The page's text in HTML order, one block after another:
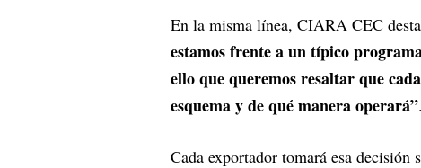
En la misma línea, CIARA CEC
estamos frente a un típico
ello que queremos resaltar que
esquema y de qué manera operará”.
Cada exportador tomará esa decisión